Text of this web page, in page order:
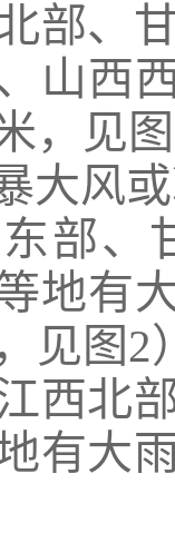
部、
山西
，见
大风
部、
地有
见图2
西北
有大